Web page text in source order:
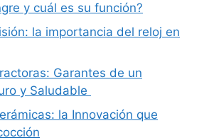
y cuál es su función?
la importancia del reloj en
Garantes de un
y Saludable
la Innovación que